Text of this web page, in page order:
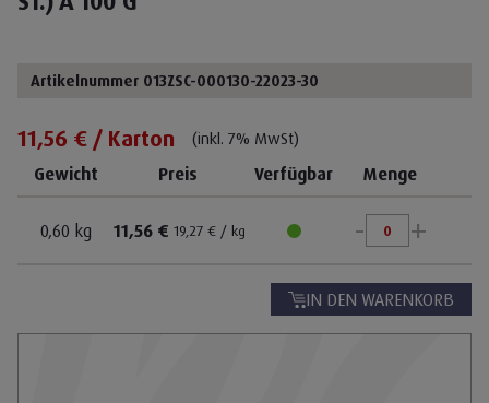
Artikelnummer 013ZSC-000130-22023-30
11,56 € / Karton (inkl. 7% MwSt)
Gewicht Preis Verfügbar Menge
0,60 kg 11,56 € 19,27 € / kg - +
IN DEN WARENKORB